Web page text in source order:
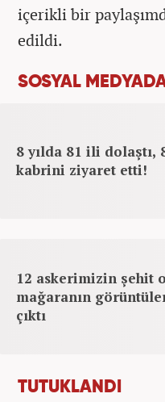
içerikli bir
edildi.
SOSYAL
8 yılda 81 ili dolaştı,
kabrini ziyaret etti!
12 askerimizin şehit
mağaranın
çıktı
TUTUKLANDI